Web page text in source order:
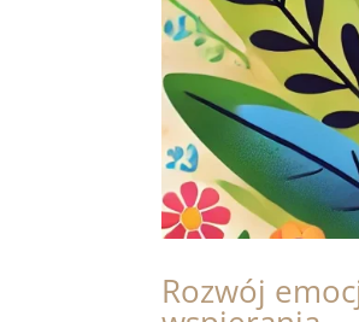
Rozwój